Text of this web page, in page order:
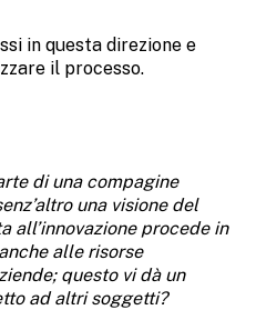
in questa direzione e
il processo.
di una compagine
una visione del
all’innovazione procede in
alle risorse
questo vi dà un
ad altri soggetti?